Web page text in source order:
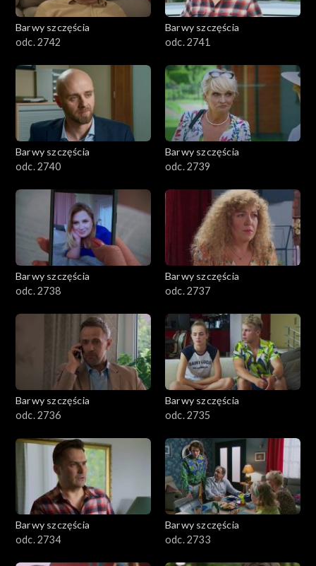
Barwy szczęścia
odc. 2742
Barwy szczęścia
odc. 2741
Barwy szczęścia
odc. 2740
Barwy szczęścia
odc. 2739
Barwy szczęścia
odc. 2738
Barwy szczęścia
odc. 2737
Barwy szczęścia
odc. 2736
Barwy szczęścia
odc. 2735
Barwy szczęścia
odc. 2734
Barwy szczęścia
odc. 2733